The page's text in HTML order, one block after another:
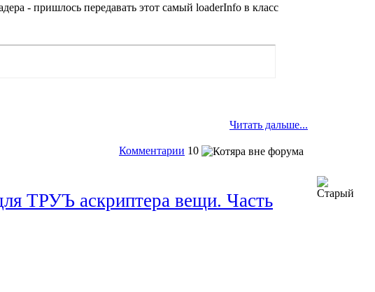
- пришлось передавать этот самый loaderInfo в класс
Читать дальше...
Комментарии 10
ТРУЪ аскриптера вещи. Часть